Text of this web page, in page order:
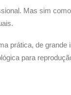
Mas sim
prática, de
para